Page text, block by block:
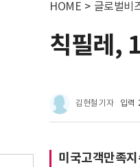
HOME > 글로벌비
칙필레,
김현철 기자 입력
미국고객만족